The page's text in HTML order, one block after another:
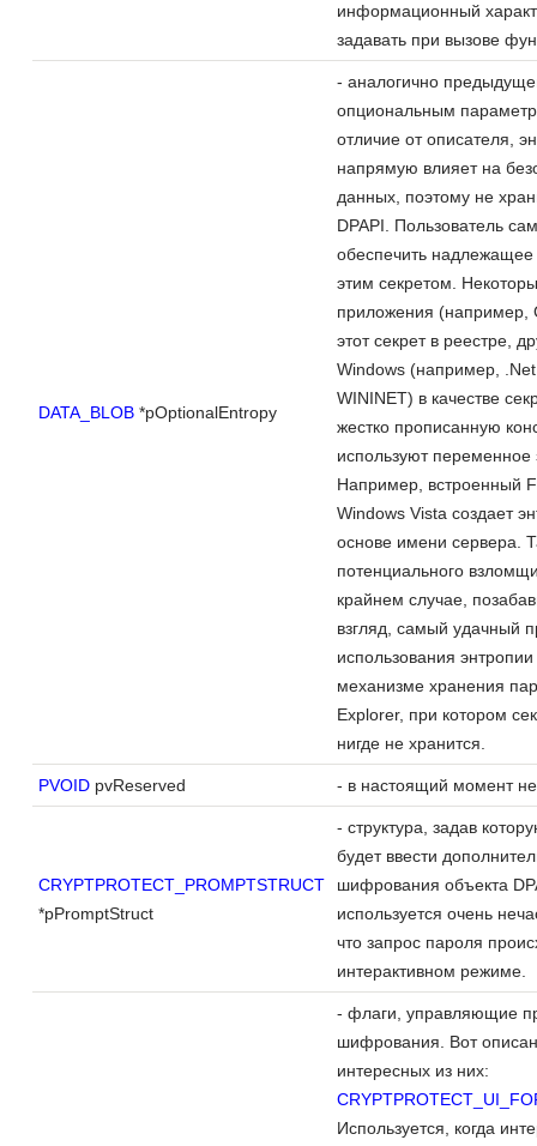
информационный
задавать при вызове
DATA_BLOB *pOptionalEntropy
- аналогично
опциональным
отличие от описателя,
напрямую влияет на
данных, поэтому не
DPAPI. Пользователь
обеспечить надлежащее
этим секретом.
приложения (например,
этот секрет в реестре,
Windows (например,
WININET) в качестве
жестко прописанную
используют переменное
Например, встроенный
Windows Vista создает
основе имени сервера.
потенциального
крайнем случае,
взгляд, самый удачный
использования
механизме хранения
Explorer, при котором
нигде не хранится.
PVOID pvReserved - в настоящий момент не
CRYPTPROTECT_PROMPTSTRUCT
*pPromptStruct
- структура, задав
будет ввести
шифрования объекта
используется очень
что запрос пароля
интерактивном режиме.
- флаги, управляющие
шифрования. Вот
интересных из них:
Используется, когда